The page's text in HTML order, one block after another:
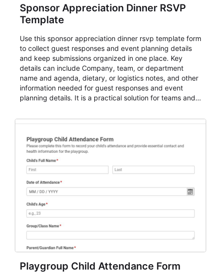
Sponsor Appreciation Dinner RSVP
Template
Use this sponsor appreciation dinner rsvp template form
to collect guest responses and event planning details
and keep submissions organized in one place. Key
details can include Company, team, or department
name and agenda, dietary, or logistics notes, and other
information needed for guest responses and event
planning details. It is a practical solution for teams and
for teams and organizations.
Playgroup Child Attendance Form